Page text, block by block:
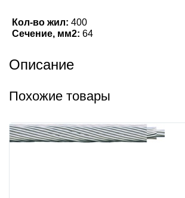
Кол-во жил: 400
Сечение, мм2: 64
Описание
Похожие товары